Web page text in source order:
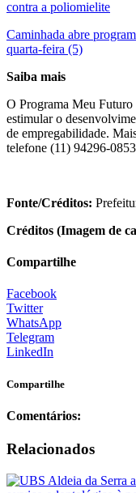
contra a poliomielite
Caminhada abre
quarta-feira (5)
Saiba mais
O Programa Meu
estimular o
de empregabilidade.
telefone (11) 94296-
Fonte/Créditos:
Créditos (Imagem de
Compartilhe
Facebook
Twitter
WhatsApp
Telegram
LinkedIn
Compartilhe
Comentários:
Relacionados